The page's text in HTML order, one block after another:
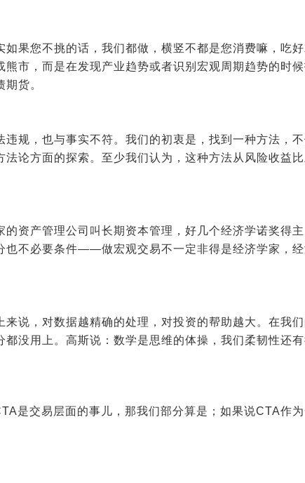
果您不挑的话，我们都做，横竖不都是您消费嘛，吃
市，而是在发现产业趋势或者识别宏观周期趋势的时
货。
规，也与事实不符。我们的初衷是，找到一种方法，不
论方面的探索。至少我们认为，这种方法从风险收益
资产管理公司叫长期资本管理，好几个经济学诺奖得
也不必要条件——做宏观交易不一定非得是经济学家，
说，对数据越精确的处理，对投资的帮助越大。在我
没用上。高斯说：数学是思维的体操，我们柔韧性还有
是交易层面的事儿，那我们部分算是；如果说CTA作